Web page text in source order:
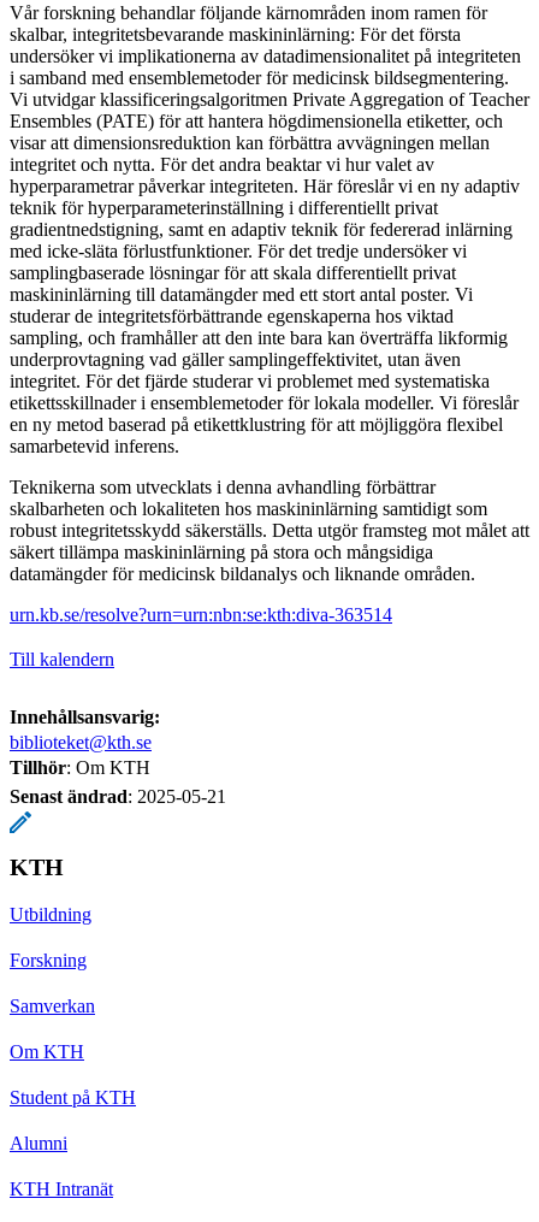
Vår forskning behandlar följande kärnområden inom ramen för
skalbar, integritetsbevarande maskininlärning: För det första
undersöker vi implikationerna av datadimensionalitet på integriteten
i samband med ensemblemetoder för medicinsk bildsegmentering.
Vi utvidgar klassificeringsalgoritmen Private Aggregation of Teacher
Ensembles (PATE) för att hantera högdimensionella etiketter, och
visar att dimensionsreduktion kan förbättra avvägningen mellan
integritet och nytta. För det andra beaktar vi hur valet av
hyperparametrar påverkar integriteten. Här föreslår vi en ny adaptiv
teknik för hyperparameterinställning i differentiellt privat
gradientnedstigning, samt en adaptiv teknik för federerad inlärning
med icke-släta förlustfunktioner. För det tredje undersöker vi
samplingbaserade lösningar för att skala differentiellt privat
maskininlärning till datamängder med ett stort antal poster. Vi
studerar de integritetsförbättrande egenskaperna hos viktad
sampling, och framhåller att den inte bara kan överträffa likformig
underprovtagning vad gäller samplingeffektivitet, utan även
integritet. För det fjärde studerar vi problemet med systematiska
etikettsskillnader i ensemblemetoder för lokala modeller. Vi föreslår
en ny metod baserad på etikettklustring för att möjliggöra flexibel
samarbetevid inferens.
Teknikerna som utvecklats i denna avhandling förbättrar
skalbarheten och lokaliteten hos maskininlärning samtidigt som
robust integritetsskydd säkerställs. Detta utgör framsteg mot målet att
säkert tillämpa maskininlärning på stora och mångsidiga
datamängder för medicinsk bildanalys och liknande områden.
urn.kb.se/resolve?urn=urn:nbn:se:kth:diva-363514
Till kalendern
Innehållsansvarig:
biblioteket@kth.se
Tillhör: Om KTH
Senast ändrad: 2025-05-21
KTH
Utbildning
Forskning
Samverkan
Om KTH
Student på KTH
Alumni
KTH Intranät